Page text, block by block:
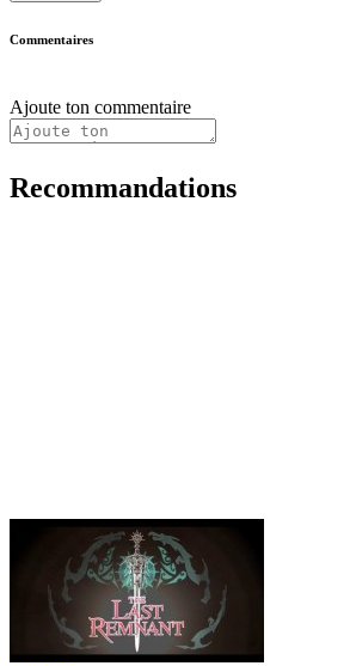
Commentaires
Ajoute ton commentaire
Recommandations